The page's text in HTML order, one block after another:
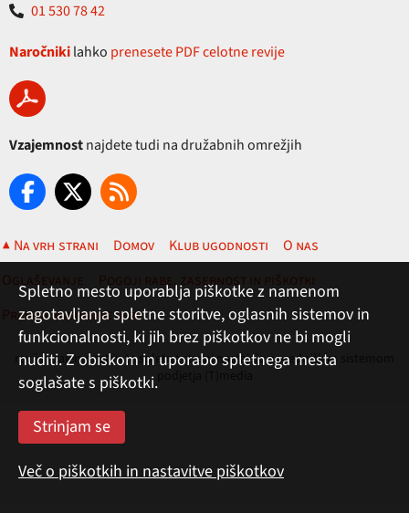
01 530 78 42
Naročnikilahko prenesete PDF celotne revije
Vzajemnostnajdete tudi na družabnih omrežjih
▲ Na vrh strani Domov Klub ugodnosti
O nas
Oglaševanje
Pogoji rabe, zasebnost in piškotki
Pravila nagradne igre
revija Vzajemnost in te spletne strani nastajajo z uredniškim sistemom
Spletno mesto uporablja piškotke z namenom
zagotavljanja spletne storitve, oglasnih sistemov in
funkcionalnosti, ki jih brez piškotkov ne bi mogli
nuditi. Z obiskom in uporabo spletnega mesta
soglašate s piškotki.
Več o piškotkih in nastavitve piškotkov